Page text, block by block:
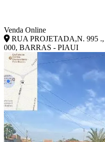
Venda Online
RUA PROJETADA,N. 995
000, BARRAS - PIAUI